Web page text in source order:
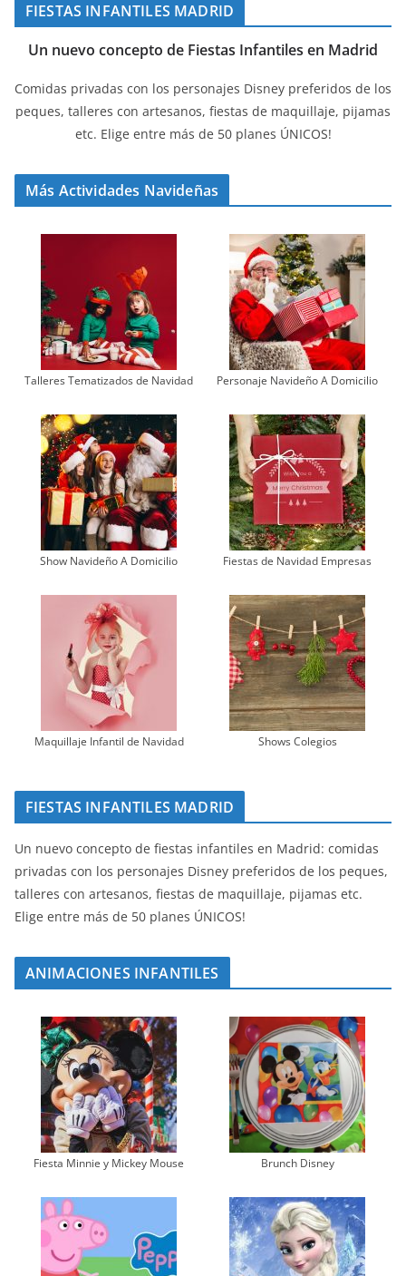
FIESTAS INFANTILES MADRID
Un nuevo concepto de Fiestas Infantiles en Madrid
Comidas privadas con los personajes Disney preferidos de los
peques, talleres con artesanos, fiestas de maquillaje, pijamas
etc. Elige entre más de 50 planes ÚNICOS!
Más Actividades Navideñas
Talleres Tematizados de Navidad Personaje Navideño A Domicilio
Show Navideño A Domicilio Fiestas de Navidad Empresas
Maquillaje Infantil de Navidad Shows Colegios
FIESTAS INFANTILES MADRID
Un nuevo concepto de fiestas infantiles en Madrid: comidas
privadas con los personajes Disney preferidos de los peques,
talleres con artesanos, fiestas de maquillaje, pijamas etc.
Elige entre más de 50 planes ÚNICOS!
ANIMACIONES INFANTILES
Fiesta Minnie y Mickey Mouse Brunch Disney